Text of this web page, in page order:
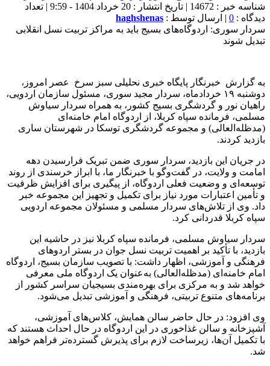
شناسه خبر : 14672 | تاریخ انتشار : 20 خرداد 1404 - 9:59 | تعداد
دیدگاه : 0 | ارسال توسط : haghshenas
سردار سوری: اردوگاه‌های بسیج باید به مراکز تربیت نسل انقلابی
تبدیل شوند
به گزارش خبرنگار پایگاه خبری نحلیلی سبز سرخ عصر امروز،
دوشنبه ۱۹ خردادماه، سردار مجید سوری، مسئول سازمان اردویی،
راهیان نور و گردشگری بسیج کشور، به همراه سردار سیاوش
مسلمی، فرمانده سپاه کربلا، از اردوگاه امام خامنه‌ای
(مدظله‌العالی) و مجموعه گردشگری توسکا در شهرستان ساری
بازدید کردند.
در جریان این بازدید، سردار سوری ضمن تبریک فرارسیدن دهه
امامت و ولایت، در گفت‌وگو با خبرنگار ما، با ابراز خرسندی از روند
توسعه‌ای و وضعیت فعلی اردوگاه، از پیگیری برای افزایش ظرفیت
و تأمین اعتبارات مورد نیاز برای تکمیل و تجهیز این مجموعه خبر
داد. وی از تلاش‌های سردار مسلمی و مسئولان مجموعه اردویی
سپاه کربلا قدردانی کرد.
سردار سیاوش مسلمی، فرمانده سپاه کربلا نیز در حاشیه این
بازدید، با تأکید بر اهمیت تربیت نسل جوان در بستر اردوهای
فرهنگی و آموزشی، اظهار داشت: با تصویب سازمان بسیج، اردوگاه
امام خامنه‌ای (مدظله‌العالی) به‌عنوان یک اردوگاه ملی معرفی
خواهد شد و به مرکزی برای بهره‌مندی بسیجیان سراسر کشور از
برنامه‌های متنوع تربیتی، فرهنگی و آموزشی تبدیل می‌شود.
وی افزود: در حال حاضر سالن همایش، کلاس‌های آموزشی،
آشپزخانه و سالن غذاخوری در این اردوگاه در حال احداث هستند که
با تکمیل آن‌ها، زیرساخت لازم برای پذیرش گسترده‌تر فراهم خواهد
شد.